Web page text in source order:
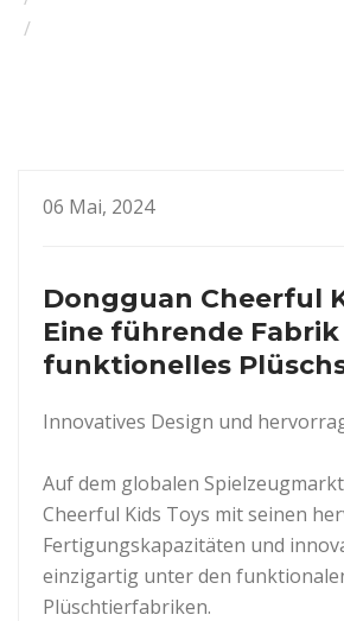
06 Mai, 2024
Dongguan Cheerful
Eine führende
funktionelles
Innovatives Design und
Auf dem globalen
Cheerful Kids Toys mit seinen
Fertigungskapazitäten und
einzigartig unter den
Plüschtierfabriken.